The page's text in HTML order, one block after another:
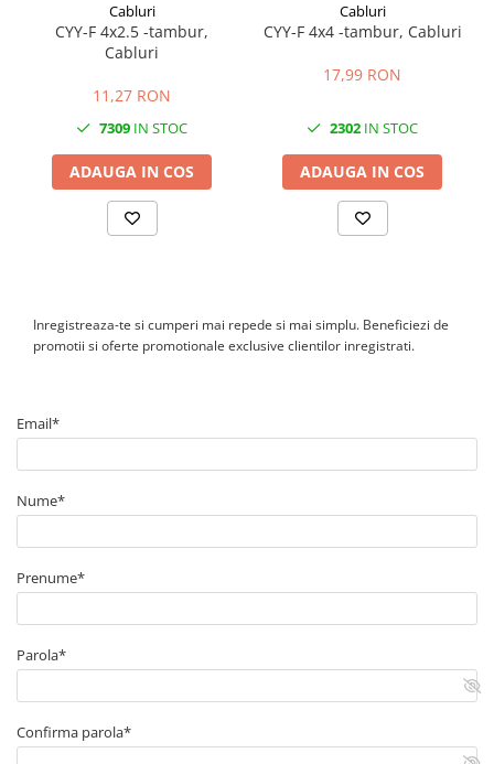
în sol(în șanț protejat)
în tuburi subterane
în trasee fixe interioare / exterioare
Temperatura minimă instalare:
Cablul este flexibil (multifilar → clasa 5)
Cabluri
CYY-F 4x2.5 -tambur,
Cabluri
11,27 RON
7309 IN STOC
ADAUGA IN COS
Cabluri
CYY-F 4x4 -tambur, Cabluri
17,99 RON
2302 IN STOC
ADAUGA IN COS
Inregistreaza-te si cumperi mai repede si mai simplu. Beneficiezi de
promotii si oferte promotionale exclusive clientilor inregistrati.
Email*
Nume*
Prenume*
Parola*
Confirma parola*